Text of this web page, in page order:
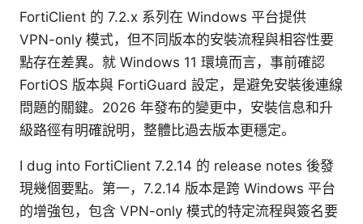
FortiClient 的 7.2.x 系列在 Windows 平台提供
VPN-only 模式，但不同版本的安裝流程與相容性要
點存在差異。就 Windows 11 環境而言，事前確認
FortiOS 版本與 FortiGuard 設定，是避免安裝後連線
問題的關鍵。2026 年發布的變更中，安裝信息和升
級路徑有明確說明，整體比過去版本更穩定。
I dug into FortiClient 7.2.14 的 release notes 後發
現幾個要點。第一，7.2.14 版本是跨 Windows 平台
的增強包，包含 VPN-only 模式的特定流程與簽名要